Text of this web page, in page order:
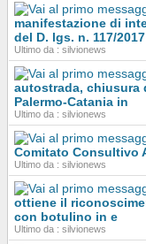
manifestazione di
del D. lgs. n. 117/
Ultimo da : silvionews
autostrada, chiusura
Palermo-Catania in
Ultimo da : silvionews
Comitato Consultivo
Ultimo da : silvionews
ottiene il
con botulino in e
Ultimo da : silvionews